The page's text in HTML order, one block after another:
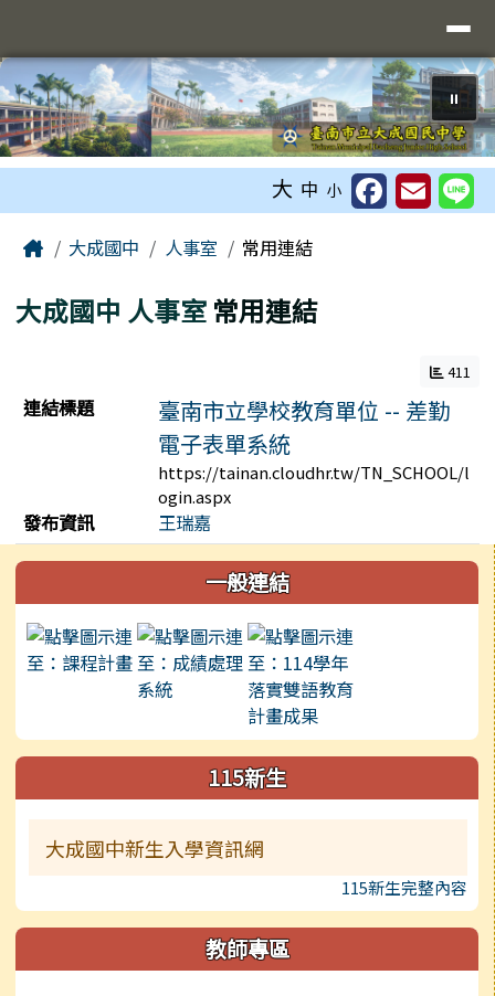
⏸
大 中 小
Home大成國中 人事室 常用連結
大成國中 人事室 常用連結
411
連結列表
連結標題
臺南市立學校教育單位 -- 差勤
電子表單系統
https://tainan.cloudhr.tw/TN_SCHOOL/l
ogin.aspx
發布資訊 王瑞嘉
左邊區域內容 一般連結
115新生
大成國中新生入學資訊網
115新生完整內容
教師專區